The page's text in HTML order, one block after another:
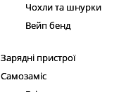
Чохли та шнурки
Вейп бенд
Зарядні пристрої
Самозаміс